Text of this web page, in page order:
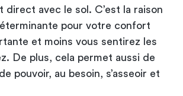
avec le sol. C’est la raison
pour votre confort
et moins vous sentirez les
De plus, cela permet aussi de
pouvoir, au besoin, s’asseoir et